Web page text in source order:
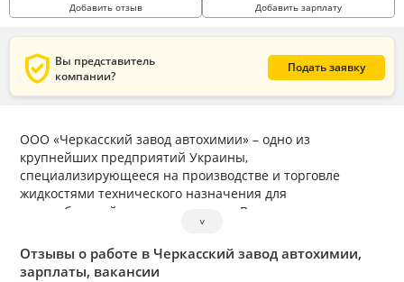
Добавить отзыв Добавить зарплату
verified_user Вы представитель
компании?
Подать заявку
ООО «Черкасский завод автохимии» – одно из
крупнейших предприятий Украины,
специализирующееся на производстве и торговле
жидкостями технического назначения для
автомобильной промышленности. Все торговые марки
(«ВАМП», «ПОЛЮС», «ГОСТовский продукт», «ALTAIR»,
«ZZIMA»), которые мы выпускаем, хорошо известны
автомобилистам как в Украине, так и за её пределами.
˅
Отзывы о работе в Черкасский завод автохимии,
зарплаты, вакансии